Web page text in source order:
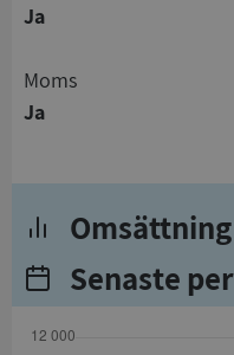
Ja
Moms
Ja
Senaste